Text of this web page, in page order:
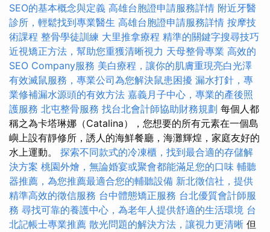
SEO的基本概念與定義 高雄台胞證申請服務詳情 附近牙醫
診所，輕鬆找到專業醫生 高雄台胞證申請服務詳情 按摩技
術課程 整骨學徒訓練 大里推拿療程 精準的關鍵字搜尋技巧
近視矯正方法，幫助您重獲清晰視力 天母整骨專業 高效的
SEO Company服務 美白療程，讓你的肌膚重現亮白光澤
有效滅鼠服務，專業公司為您解決鼠患困擾 漏水打針，專
業修補漏水源頭的有效方法 嘉義月子中心，專業的產後照
護服務 北屯整骨服務 找台北會計師協助財務規劃 每個人都
稱之為卡塔琳娜（Catalina），您想要的所有元素在一個島
嶼上設有靜修所，誘人的海鮮餐廳，海灘輝煌，家庭友好的
水上運動。 探索不同款式的冷凍櫃，找到最合適的存儲解
決方案 桃園外燴，無論婚宴或聚會都能滿足您的口味 輔聽
器推薦，為您推薦最適合您的輔聽設備 新北徵信社，提供
精準高效的徵信服務 台中體態矯正服務 台北優質會計師服
務 尋找可靠的養護中心，為老年人提供舒適的生活環境 台
北記帳士專業推薦 散光問題的解決方法，讓視力更清晰 但